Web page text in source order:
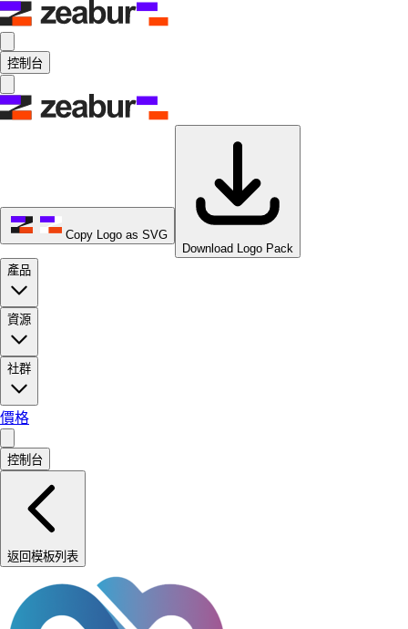
控制台
Copy Logo as SVG
Download Logo Pack
產品
資源
社群
價格
控制台
返回模板列表